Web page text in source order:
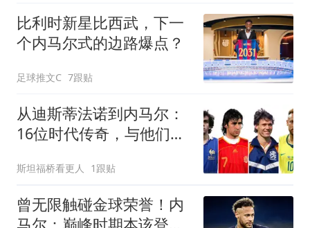
比利时新星比西武，下一
个内马尔式的边路爆点？
足球推文C 7跟贴
从迪斯蒂法诺到内马尔：
16位时代传奇，与他们从
斯坦福桥看更人 1跟贴
曾无限触碰金球荣誉！内